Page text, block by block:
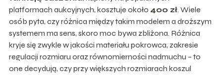
platformach aukcyjnych, kosztuje około 400 zł. Wiele
osób pyta, czy różnica między takim modelem a droższym
systemem ma sens, skoro moc bywa zbliżona. Różnica
kryje się zwykle w jakości materiału pokrowca, zakresie
regulacji rozmiaru oraz równomierności nadmuchu – to
one decydują, czy przy większych rozmiarach koszul